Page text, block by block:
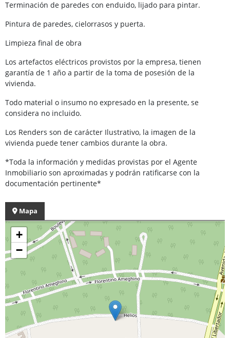
Terminación de paredes con enduido, lijado para pintar.
Pintura de paredes, cielorrasos y puerta.
Limpieza final de obra
Los artefactos eléctricos provistos por la empresa, tienen
garantía de 1 año a partir de la toma de posesión de la
vivienda.
Todo material o insumo no expresado en la presente, se
considera no incluido.
Los Renders son de carácter Ilustrativo, la imagen de la
vivienda puede tener cambios durante la obra.
*Toda la información y medidas provistas por el Agente
Inmobiliario son aproximadas y podrán ratificarse con la
documentación pertinente*
Mapa
+
−